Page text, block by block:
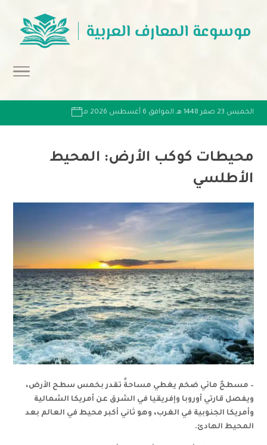
الخميس 23 صفر 1448 هـ الموافق 6 أغسطس 2026 مـ
محيطات كوكب الأرض: المحيط
الأطلسي
– مسطحٌ مائي ضخم يغطي مساحةً تقدر بخمس سطح الأرض،
ويفصل قارتي أوروبا وإفريقيا في الشرق عن أمريكا الشمالية
وأمريكا الجنوبية في الغرب، وهو ثاني أكبر محيط في العالم بعد
المحيط الهادئ.